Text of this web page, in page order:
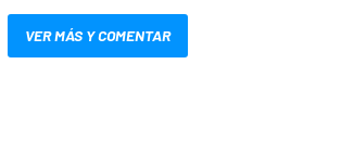
VER MÁS Y COMENTAR